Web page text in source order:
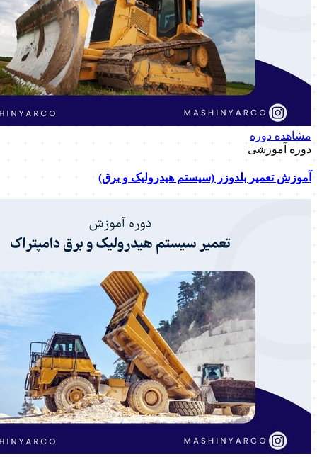
مشاهده دوره
دوره آموزشی
آموزش تعمیر بلدوزر (سیستم هیدرولیک و برق)